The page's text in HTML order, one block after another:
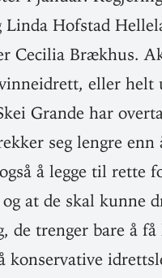
Linda Hofstad
Cecilia Brækhus.
eller helt
Grande har
seg lengre
å legge til rette
at de skal kunne
de trenger bare å
kon­ser­vative